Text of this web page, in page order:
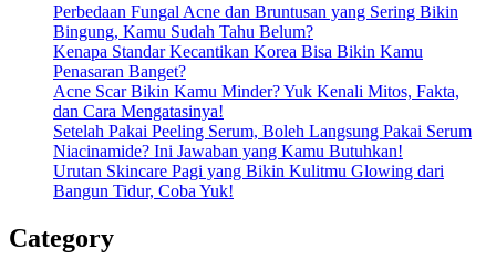
Perbedaan Fungal Acne dan Bruntusan yang Sering Bikin
Bingung, Kamu Sudah Tahu Belum?
Kenapa Standar Kecantikan Korea Bisa Bikin Kamu
Penasaran Banget?
Acne Scar Bikin Kamu Minder? Yuk Kenali Mitos, Fakta,
dan Cara Mengatasinya!
Setelah Pakai Peeling Serum, Boleh Langsung Pakai Serum
Niacinamide? Ini Jawaban yang Kamu Butuhkan!
Urutan Skincare Pagi yang Bikin Kulitmu Glowing dari
Bangun Tidur, Coba Yuk!
Category